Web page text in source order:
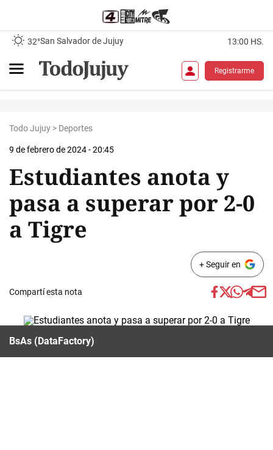
32°San Salvador de Jujuy 13:00 HS.
Registrarme
Todo Jujuy > Deportes
9 de febrero de 2024 - 20:45
Estudiantes anota y
pasa a superar por 2-0
a Tigre
+ Seguir en
Compartí esta nota
BsAs (DataFactory)